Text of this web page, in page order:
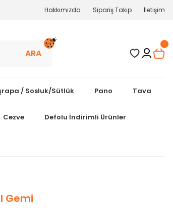
Hakkımızda Sipariş Takip İletişim
ARA
/ Sosluk/Sütlük Pano Tava
Cezve Defolu İndirimli Ürünler
Gemi